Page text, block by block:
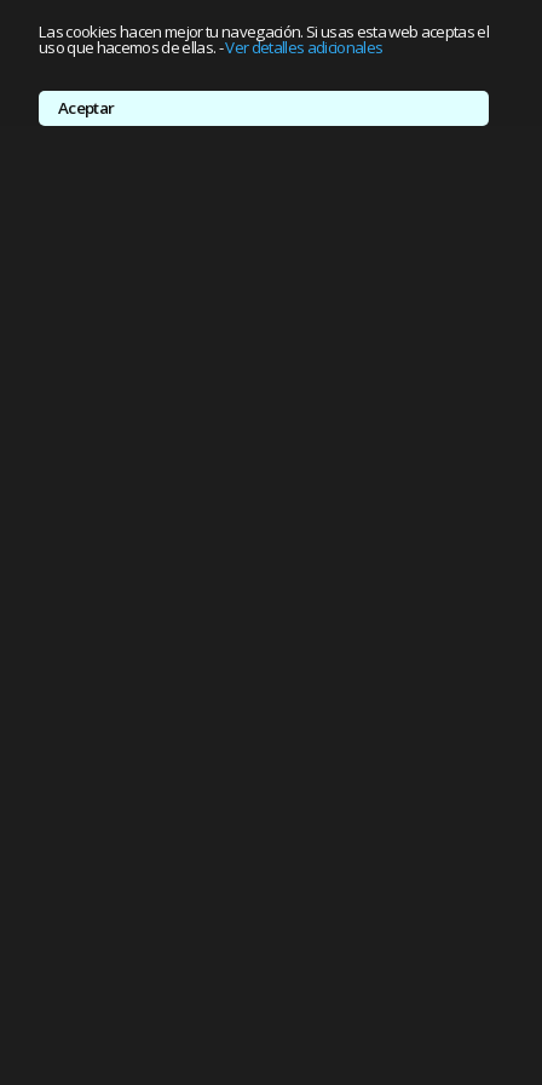
Las cookies hacen mejor tu navegación. Si usas esta web aceptas el
uso que hacemos de ellas.-Ver detalles adicionales
Aceptar